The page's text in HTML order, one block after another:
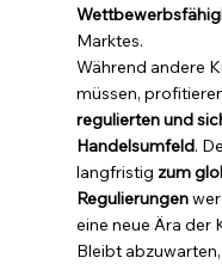
Marktes.
Während andere
müssen,
regulierten und
Handelsumfeld.
langfristig zum
Regulierungen
eine neue Ära der
Bleibt